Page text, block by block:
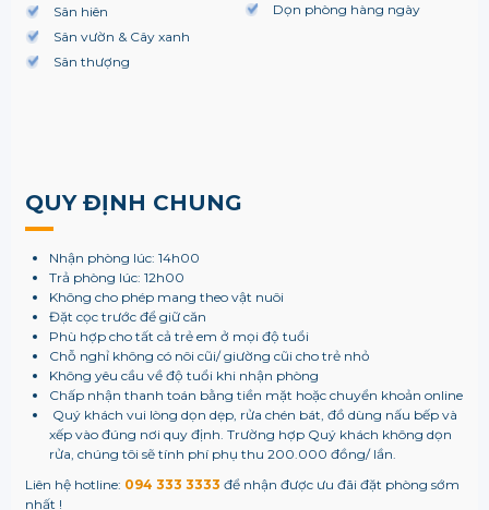
Sân hiên
Sân vườn & Cây xanh
Sân thượng
Dọn phòng hàng ngày
QUY ĐỊNH CHUNG
Nhận phòng lúc: 14h00
Trả phòng lúc: 12h00
Không cho phép mang theo vật nuôi
Đặt cọc trước để giữ căn
Phù hợp cho tất cả trẻ em ở mọi độ tuổi
Chỗ nghỉ không có nôi cũi/ giường cũi cho trẻ nhỏ
Không yêu cầu về độ tuổi khi nhận phòng
Chấp nhận thanh toán bằng tiền mặt hoặc chuyển khoản online
Quý khách vui lòng dọn dẹp, rửa chén bát, đồ dùng nấu bếp và
xếp vào đúng nơi quy định. Trường hợp Quý khách không dọn
rửa, chúng tôi sẽ tính phí phụ thu 200.000 đồng/ lần.
Liên hệ hotline: 094 333 3333 để nhận được ưu đãi đặt phòng sớm
nhất !